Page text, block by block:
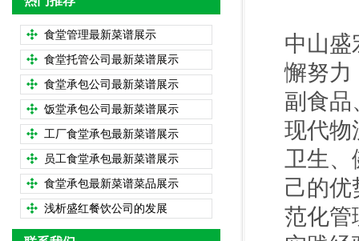
中山盛
懈努力
副食品
现代物
卫生
己的优
范化管
食堂管理最新菜谱展示
食堂托管公司最新菜谱展示
食堂承包公司最新菜谱展示
饭堂承包公司最新菜谱展示
工厂食堂承包最新菜谱展示
员工食堂承包最新菜谱展示
食堂承包最新菜谱菜品展示
浅析盛红餐饮公司的发展